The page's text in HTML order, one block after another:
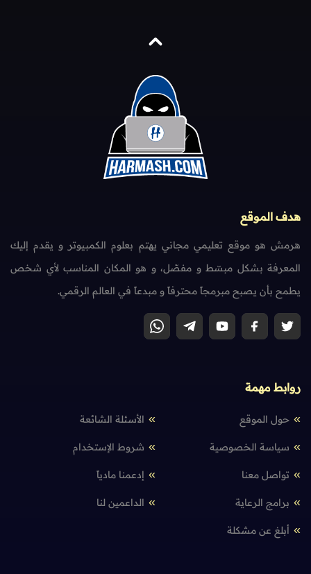
هدف الموقع
هرمش هو موقع تعليمي مجاني يهتم بعلوم الكمبيوتر و يقدم إليك
المعرفة بشكل مبسّط و مفصّل، و هو المكان المناسب لأي شخص
يطمح بأن يصبح مبرمجاً محترفاً و مبدعاً في العالم الرقمي.
روابط مهمة
حول الموقع الأسئلة الشائعة
سياسة الخصوصية شروط الإستخدام
تواصل معنا إدعمنا مادياً
برامج الرعاية الداعمين لنا
أبلغ عن مشكلة